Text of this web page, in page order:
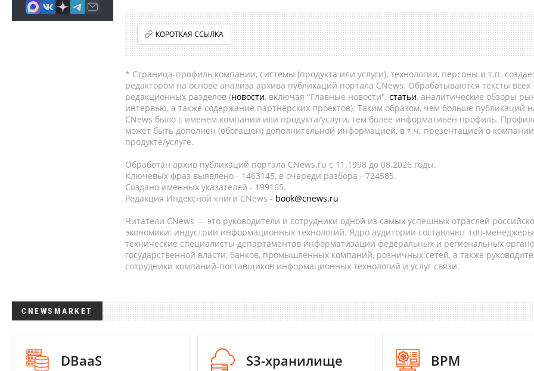
КОРОТКАЯ ССЫЛКА
* Страница-профиль компании, системы (продукта или услуги), технологии, персоны и т.п.
редактором на основе анализа архива публикаций портала CNews. Обрабатываются тексты всех
редакционных разделов (новости, включая "Главные новости", статьи, аналитические обзоры
интервью, а также содержание партнёрских проектов). Таким образом, чем больше публикаций
CNews было с именем компании или продукта/услуги, тем более информативен профиль.
может быть дополнен (обогащен) дополнительной информацией, в т.ч. презентацией о
продукте/услуге.
Обработан архив публикаций портала CNews.ru c 11.1998 до 08.2026 годы.
Ключевых фраз выявлено - 1463145, в очереди разбора - 724585.
Создано именных указателей - 199165.
Редакция Индексной книги CNews - book@cnews.ru
Читатели CNews — это руководители и сотрудники одной из самых успешных отраслей
экономики: индустрии информационных технологий. Ядро аудитории составляют топ-
технические специалисты департаментов информатизации федеральных и региональных
государственной власти, банков, промышленных компаний, розничных сетей, а также
сотрудники компаний-поставщиков информационных технологий и услуг связи.
CNEWSMARKET
DBaaS S3-хранилище BPM